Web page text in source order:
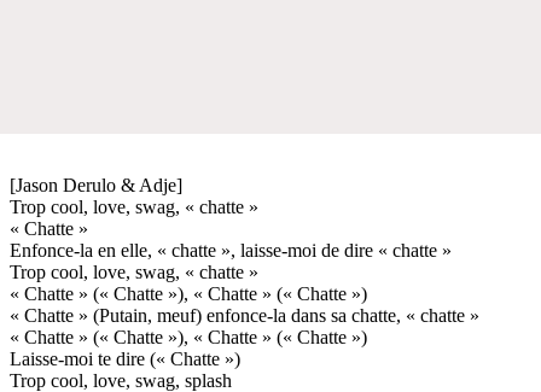
[Jason Derulo & Adje]
Trop cool, love, swag, « chatte »
« Chatte »
Enfonce-la en elle, « chatte », laisse-moi de dire « chatte »
Trop cool, love, swag, « chatte »
« Chatte » (« Chatte »), « Chatte » (« Chatte »)
« Chatte » (Putain, meuf) enfonce-la dans sa chatte, « chatte »
« Chatte » (« Chatte »), « Chatte » (« Chatte »)
Laisse-moi te dire (« Chatte »)
Trop cool, love, swag, splash